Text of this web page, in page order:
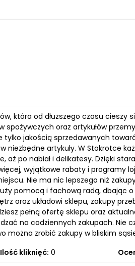
która od dłuższego czasu
oraz artykułów
tylko jakością sprzedawanych
niezbędne artykuły. W Stokrotce
aż po nabiał i delikatesy. Dzięki
wyjątkowe rabaty i programy
Nie ma nic lepszego niż
pomocą i fachową radą,
oraz układowi sklepu, zakupy
pełną ofertę sklepu oraz
na codziennych zakupach. Nie
można zrobić zakupy w bliskim
Ilość kliknięć: 0